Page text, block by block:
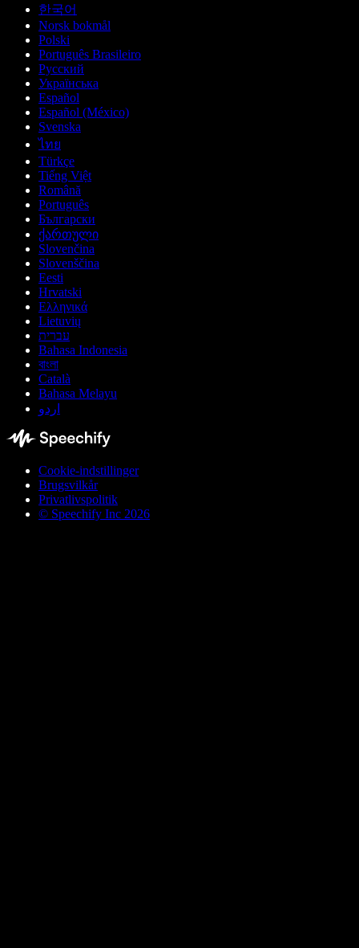
한국어
Norsk bokmål
Polski
Português Brasileiro
Русский
Українська
Español
Español (México)
Svenska
ไทย
Türkçe
Tiếng Việt
Română
Português
Български
ქართული
Slovenčina
Slovenščina
Eesti
Hrvatski
Ελληνικά
Lietuvių
עברית
Bahasa Indonesia
বাংলা
Català
Bahasa Melayu
اردو
Cookie-indstillinger
Brugsvilkår
Privatlivspolitik
© Speechify Inc 2026